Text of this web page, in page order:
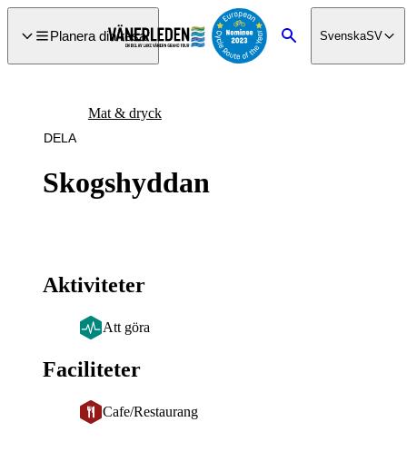
till
Planera din resa
Sök SvenskaSV
Skogshyddan
Mat & dryck
DELA
Aktiviteter
Att göra
Faciliteter
Cafe/Restaurang